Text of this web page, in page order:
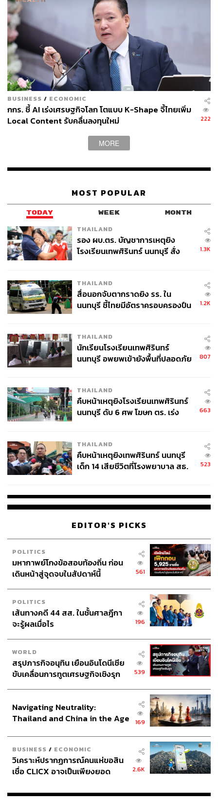
BUSINESS / ECONOMIC
กกร. ชี้ AI เร่งเศรษฐกิจโลก โตแบบ K-Shape จี้ไทยเพิ่ม
Local Content รับคลื่นลงทุนใหม่
222
MORE
MOST POPULAR
TODAY WEEK MONTH
THAILAND
รอง ผบ.ตร. บัญชาการเหตุยิง
โรงเรียนเทพศิรินทร์ นนทบุรี สั่ง
1.3K
THAILAND
สื่อนอกจับตากราดยิง รร. ใน
นนทบุรี ชี้ไทยมีอัตราครอบครองปืน
1.2K
THAILAND
นักเรียนโรงเรียนเทพศิรินทร์
นนทบุรี อพยพเข้ายังพื้นที่ปลอดภัย
807
THAILAND
คืบหน้าเหตุยิงโรงเรียนเทพศิรินทร์
นนทบุรี ดับ 6 ศพ โฆษก ตร. เร่ง
663
THAILAND
คืบหน้าเหตุยิงเทพศิรินทร์ นนทบุรี
เด็ก 14 เสียชีวิตที่โรงพยาบาล สธ.
523
EDITOR'S PICKS
POLITICS
มหากาพย์โกงข้อสอบท้องถิ่น ก่อน
เดินหน้าสู่จุดจบในสัปดาห์นี้
561
POLITICS
เส้นทางคดี 44 สส. ในชั้นศาลฎีกา
จะรู้ผลเมื่อไร
196
WORLD
สรุปภารกิจอนุทิน เยือนอินโดนีเซีย
ขับเคลื่อนการทูตเศรษฐกิจเชิงรุก
539
Navigating Neutrality:
Thailand and China in the Age
169
BUSINESS / ECONOMIC
วิเคราะห์ปรากฏการณ์คนแห่ขอสิน
เชื่อ CLICX อาจเป็นเพียงยอด
เรือนไทยที่ถูกซุกไว้
2.6K